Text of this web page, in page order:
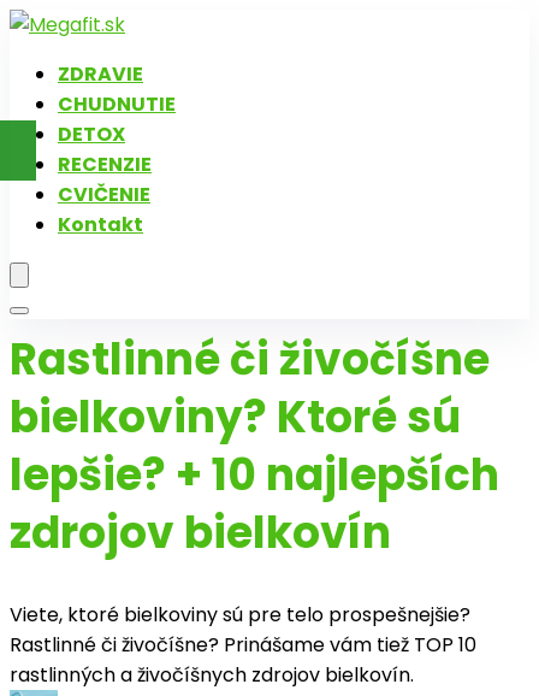
ZDRAVIE
CHUDNUTIE
DETOX
RECENZIE
CVIČENIE
Kontakt
Rastlinné či živočíšne
bielkoviny? Ktoré sú
lepšie? + 10 najlepších
zdrojov bielkovín
Viete, ktoré bielkoviny sú pre telo prospešnejšie?
Rastlinné či živočíšne? Prinášame vám tiež TOP 10
rastlinných a živočíšnych zdrojov bielkovín.